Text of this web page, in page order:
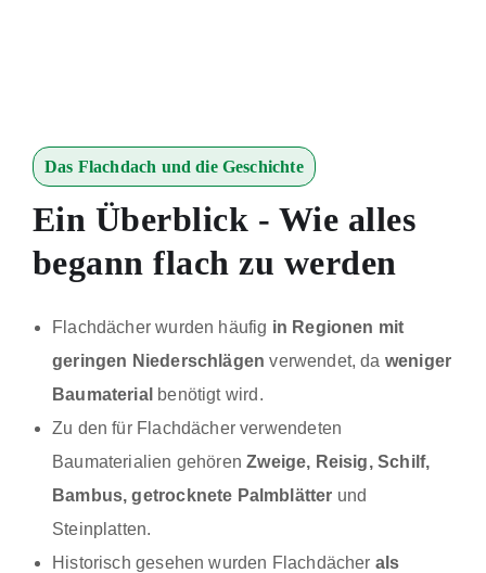
Das Flachdach und die Geschichte
Ein Überblick - Wie alles
begann flach zu werden
Flachdächer wurden häufig in Regionen mit
geringen Niederschlägen verwendet, da weniger
Baumaterial benötigt wird.
Zu den für Flachdächer verwendeten
Baumaterialien gehörenZweige, Reisig, Schilf,
Bambus, getrocknete Palmblätter und
Steinplatten.
Historisch gesehen wurden Flachdächer als